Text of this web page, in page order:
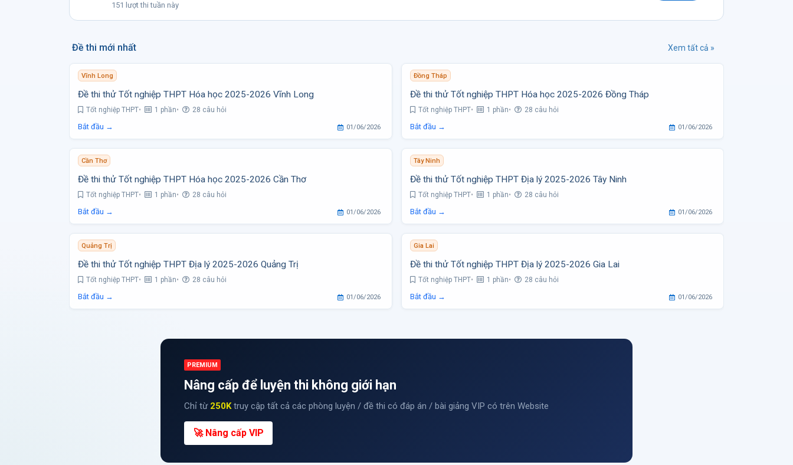
151 lượt thi tuần này
Đề thi mới nhất Xem tất cả »
Vĩnh Long
Đề thi thử Tốt nghiệp THPT Hóa học 2025-2026 Vĩnh Long
Tốt nghiệp THPT 1 phần 28 câu hỏi
Bắt đầu → 01/06/2026
Đồng Tháp
Đề thi thử Tốt nghiệp THPT Hóa học 2025-2026 Đồng Tháp
Tốt nghiệp THPT 1 phần 28 câu hỏi
Bắt đầu → 01/06/2026
Cần Thơ
Đề thi thử Tốt nghiệp THPT Hóa học 2025-2026 Cần Thơ
Tốt nghiệp THPT 1 phần 28 câu hỏi
Bắt đầu → 01/06/2026
Tây Ninh
Đề thi thử Tốt nghiệp THPT Địa lý 2025-2026 Tây Ninh
Tốt nghiệp THPT 1 phần 28 câu hỏi
Bắt đầu → 01/06/2026
Quảng Trị
Đề thi thử Tốt nghiệp THPT Địa lý 2025-2026 Quảng Trị
Tốt nghiệp THPT 1 phần 28 câu hỏi
Bắt đầu → 01/06/2026
Gia Lai
Đề thi thử Tốt nghiệp THPT Địa lý 2025-2026 Gia Lai
Tốt nghiệp THPT 1 phần 28 câu hỏi
Bắt đầu → 01/06/2026
PREMIUM
Nâng cấp để luyện thi không giới hạn
Chỉ từ 250Ktruy cập tất cả các phòng luyện / đề thi có đáp án / bài giảng VIP có trên Website
🚀 Nâng cấp VIP